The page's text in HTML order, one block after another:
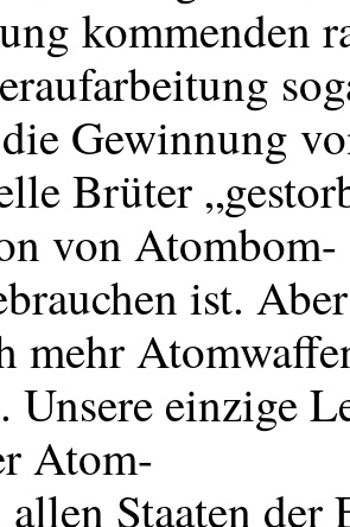
kommenden
Gewinnung
Brüter
von Atombom-
ist.
mehr
Unsere einzige
Atom-
Staaten